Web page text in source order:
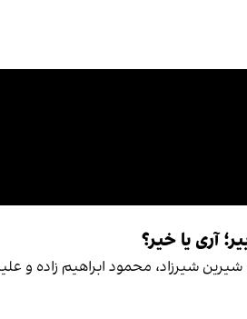
آری یا خیر؟
شیرزاد، محمود ابراهیم‌ زاده و